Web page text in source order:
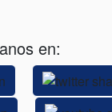
en: